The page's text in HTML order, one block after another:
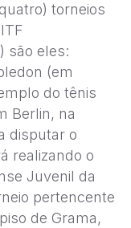
torneios
são eles:
(em
do tênis
Berlin, na
disputar o
realizando o
Juvenil da
pertencente
de Grama,